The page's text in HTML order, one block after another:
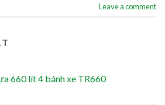
Leave a comment
660 lít 4 bánh xe TR660